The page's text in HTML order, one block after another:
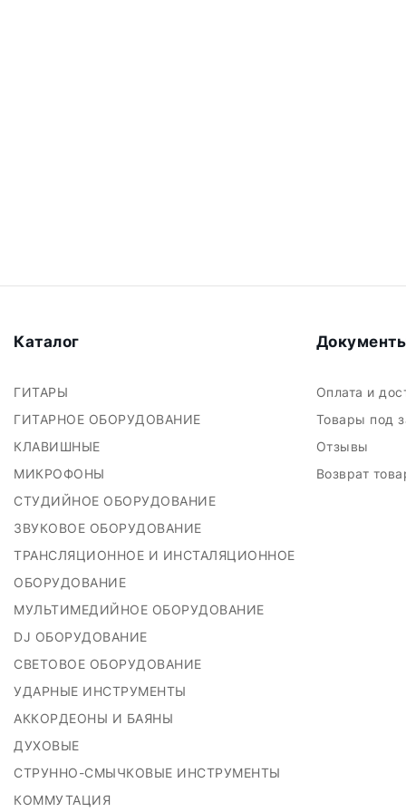
Каталог
ГИТАРЫ
ГИТАРНОЕ ОБОРУДОВАНИЕ
КЛАВИШНЫЕ
МИКРОФОНЫ
СТУДИЙНОЕ ОБОРУДОВАНИЕ
ЗВУКОВОЕ ОБОРУДОВАНИЕ
ТРАНСЛЯЦИОННОЕ И ИНСТАЛЯЦИОННОЕ
ОБОРУДОВАНИЕ
МУЛЬТИМЕДИЙНОЕ ОБОРУДОВАНИЕ
DJ ОБОРУДОВАНИЕ
СВЕТОВОЕ ОБОРУДОВАНИЕ
УДАРНЫЕ ИНСТРУМЕНТЫ
АККОРДЕОНЫ И БАЯНЫ
ДУХОВЫЕ
СТРУННО-СМЫЧКОВЫЕ ИНСТРУМЕНТЫ
КОММУТАЦИЯ
Оплата и
Товары под
Отзывы
Возврат